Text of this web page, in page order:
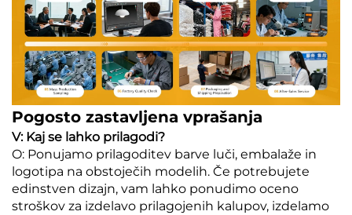
Pogosto zastavljena vprašanja
V: Kaj se lahko prilagodi?
O: Ponujamo prilagoditev barve luči, embalaže in
logotipa na obstoječih modelih. Če potrebujete
edinstven dizajn, vam lahko ponudimo oceno
stroškov za izdelavo prilagojenih kalupov, izdelamo